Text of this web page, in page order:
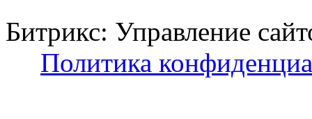
Битрикс: Управление
Политика